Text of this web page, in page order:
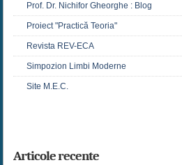
Prof. Dr. Nichifor Gheorghe : Blog
Proiect "Practică Teoria"
Revista REV-ECA
Simpozion Limbi Moderne
Site M.E.C.
Articole recente